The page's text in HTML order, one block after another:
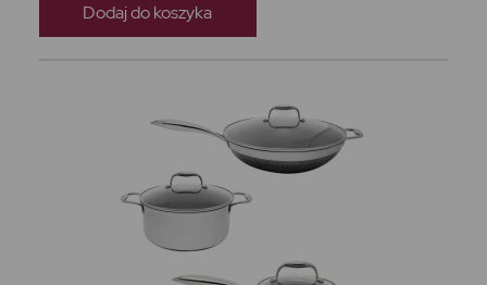
Dodaj do koszyka